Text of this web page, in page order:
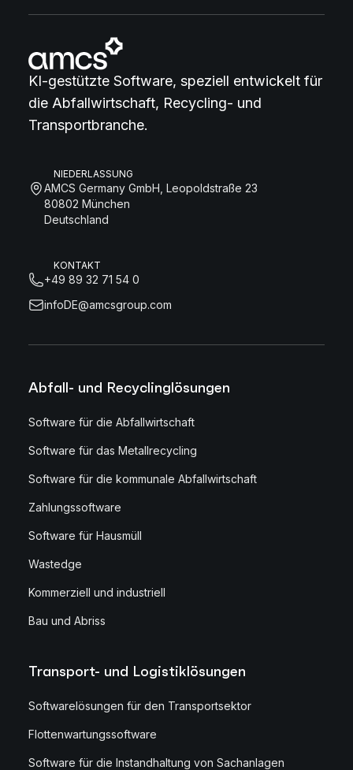
KI-gestützte Software, speziell entwickelt für
die Abfallwirtschaft, Recycling- und
Transportbranche.
NIEDERLASSUNG
AMCS Germany GmbH, Leopoldstraße 23
80802 München
Deutschland
KONTAKT
+49 89 32 71 54 0
infoDE@amcsgroup.com
Abfall- und Recyclinglösungen
Software für die Abfallwirtschaft
Software für das Metallrecycling
Software für die kommunale Abfallwirtschaft
Zahlungssoftware
Software für Hausmüll
Wastedge
Kommerziell und industriell
Bau und Abriss
Transport- und Logistiklösungen
Softwarelösungen für den Transportsektor
Flottenwartungssoftware
Software für die Instandhaltung von Sachanlagen